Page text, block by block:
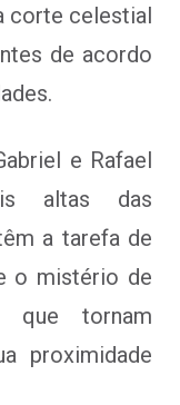
corte celestial
de acordo
e Rafael
altas das
a tarefa de
o mistério de
que tornam
proximidade